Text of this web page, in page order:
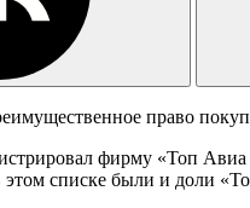
право
фирму «Топ
списке были и доли